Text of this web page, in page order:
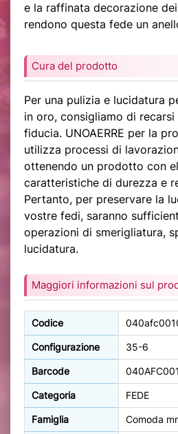
e la raffinata decorazione
rendono questa fede un
Cura del prodotto
Per una pulizia e lucidatura
in oro, consigliamo di
fiducia. UNOAERRE per la
utilizza processi di
ottenendo un prodotto con
caratteristiche di durezza e
Pertanto, per preservare la
vostre fedi, saranno
operazioni di smerigliatura,
lucidatura.
Maggiori informazioni sul
Codice
Configurazione 35-6
Barcode
Categoria FEDE
Famiglia Comoda